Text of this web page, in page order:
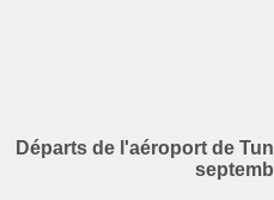
Départs de l'aéroport de